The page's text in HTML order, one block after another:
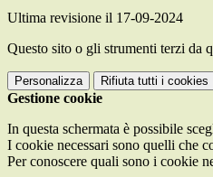
Ultima revisione il 17-09-2024
Questo sito o gli strumenti terzi da
Personalizza Rifiuta tutti i cookies
Gestione cookie
In questa schermata è possibile
I cookie necessari sono quelli che
Per conoscere quali sono i cookie